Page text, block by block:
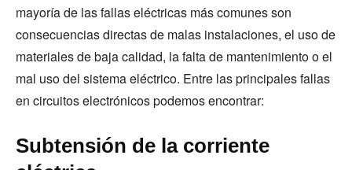
mayoría de las fallas eléctricas más comunes son
consecuencias directas de malas instalaciones, el uso de
materiales de baja calidad, la falta de mantenimiento o el
mal uso del sistema eléctrico. Entre las principales fallas
en circuitos electrónicos podemos encontrar:
Subtensión de la corriente